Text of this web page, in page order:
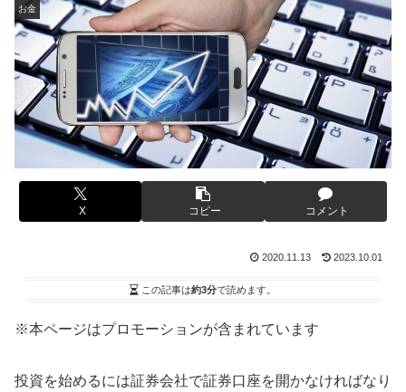
お金
X コピー コメント
2020.11.13 2023.10.01
この記事は約3分で読めます。
※本ページはプロモーションが含まれています
投資を始めるには証券会社で証券口座を開かなければなり